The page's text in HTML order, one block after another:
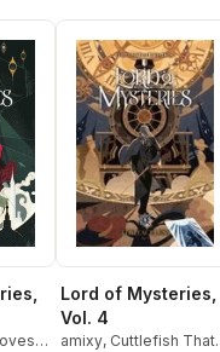
Lord of Mysteries,
Vol. 4
amixy, Cuttlefish That